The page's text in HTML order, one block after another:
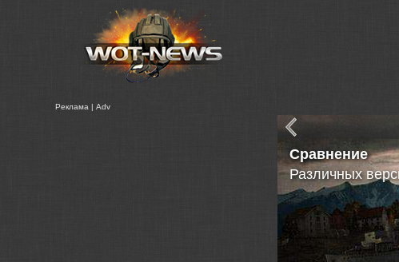
Реклама | Adv
Сравнение
Различных